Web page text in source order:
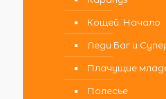
Кощей. Начало
Леди Баг и
Плачущие
Полесье